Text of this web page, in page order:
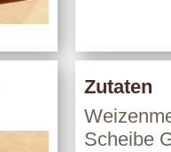
Zutaten
Scheibe